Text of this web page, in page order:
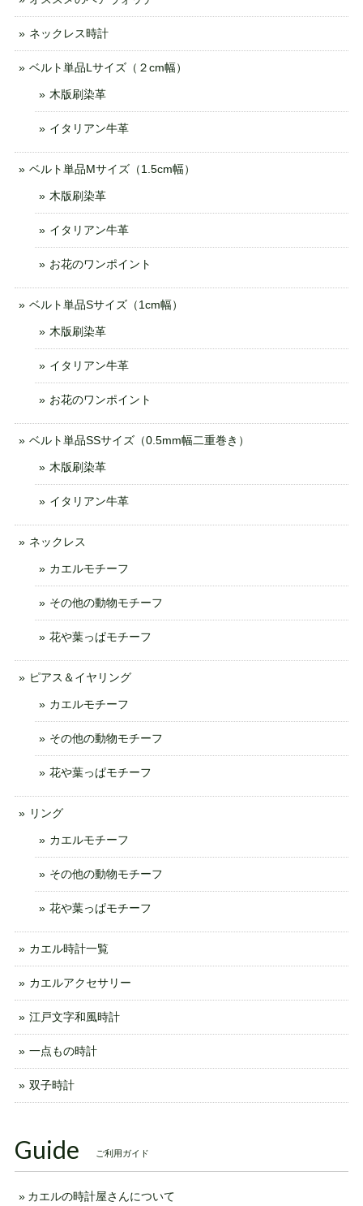
ネックレス時計
ベルト単品Lサイズ（２cm幅）
木版刷染革
イタリアン牛革
ベルト単品Mサイズ（1.5cm幅）
木版刷染革
イタリアン牛革
お花のワンポイント
ベルト単品Sサイズ（1cm幅）
木版刷染革
イタリアン牛革
お花のワンポイント
ベルト単品SSサイズ（0.5mm幅二重巻き）
木版刷染革
イタリアン牛革
ネックレス
カエルモチーフ
その他の動物モチーフ
花や葉っぱモチーフ
ピアス＆イヤリング
カエルモチーフ
その他の動物モチーフ
花や葉っぱモチーフ
リング
カエルモチーフ
その他の動物モチーフ
花や葉っぱモチーフ
カエル時計一覧
カエルアクセサリー
江戸文字和風時計
一点もの時計
双子時計
Guide ご利用ガイド
カエルの時計屋さんについて